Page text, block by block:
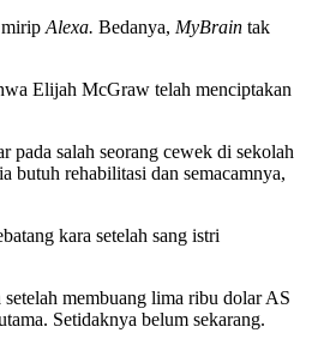
mirip Alexa. Bedanya, MyBrain tak
Elijah McGraw telah menciptakan
salah seorang cewek di sekolah
butuh rehabilitasi dan semacamnya,
kara setelah sang istri
membuang lima ribu dolar AS
Setidaknya belum sekarang.